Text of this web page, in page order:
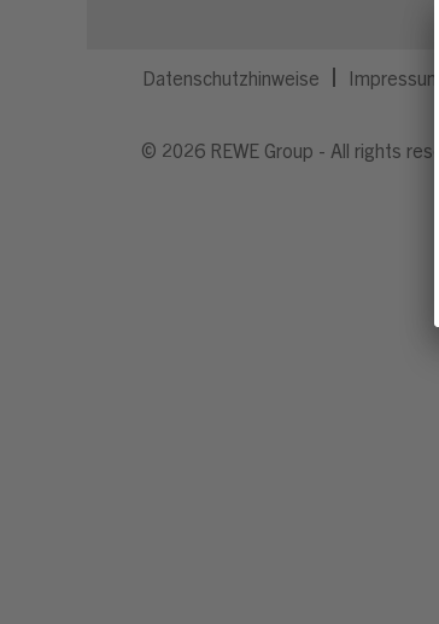
Datenschutzhinweise Impressum
© 2026 REWE Group - All rights